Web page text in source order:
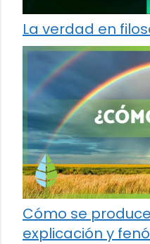
La verdad en
Cómo se
explicación y